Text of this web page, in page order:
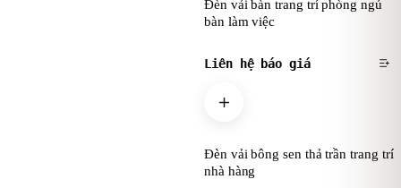
Đèn vải bàn trang trí phòng ngủ
bàn làm việc
Liên hệ báo giá
Đèn vải bông sen thả trần trang trí
nhà hàng